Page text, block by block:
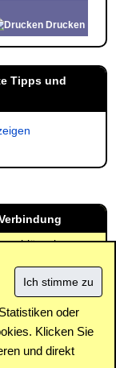
Drucken
Tipps und
oder
Klicken Sie
und direkt
werden:
|
SPAM /